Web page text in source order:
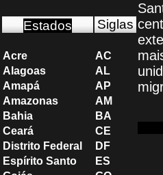
Estados Siglas
Acre
AC
Alagoas
AL
Amapá
AP
Amazonas
AM
Bahia
BA
Ceará
CE
Distrito Federal
DF
Espírito Santo
ES